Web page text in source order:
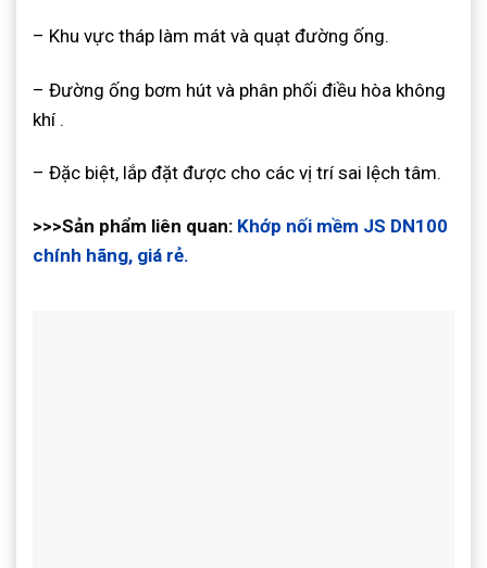
– Khu vực tháp làm mát và quạt đường ống.
– Đường ống bơm hút và phân phối điều hòa không
khí .
– Đặc biệt, lắp đặt được cho các vị trí sai lệch tâm.
>>>Sản phẩm liên quan: Khớp nối mềm JS DN100
chính hãng, giá rẻ.